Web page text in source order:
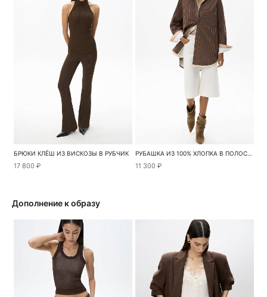
БРЮКИ КЛЁШ ИЗ ВИСКОЗЫ В РУБЧИК
17 800 ₽
РУБАШКА ИЗ 100% ХЛОПКА В ПОЛОСКУ
11 300 ₽
Дополнение к образу